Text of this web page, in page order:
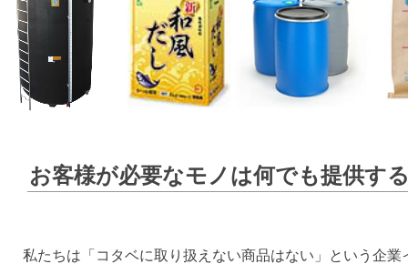
お客様が必要なモノは何でも提供す
私たちは「コタベに取り扱えない商品はない」という企業